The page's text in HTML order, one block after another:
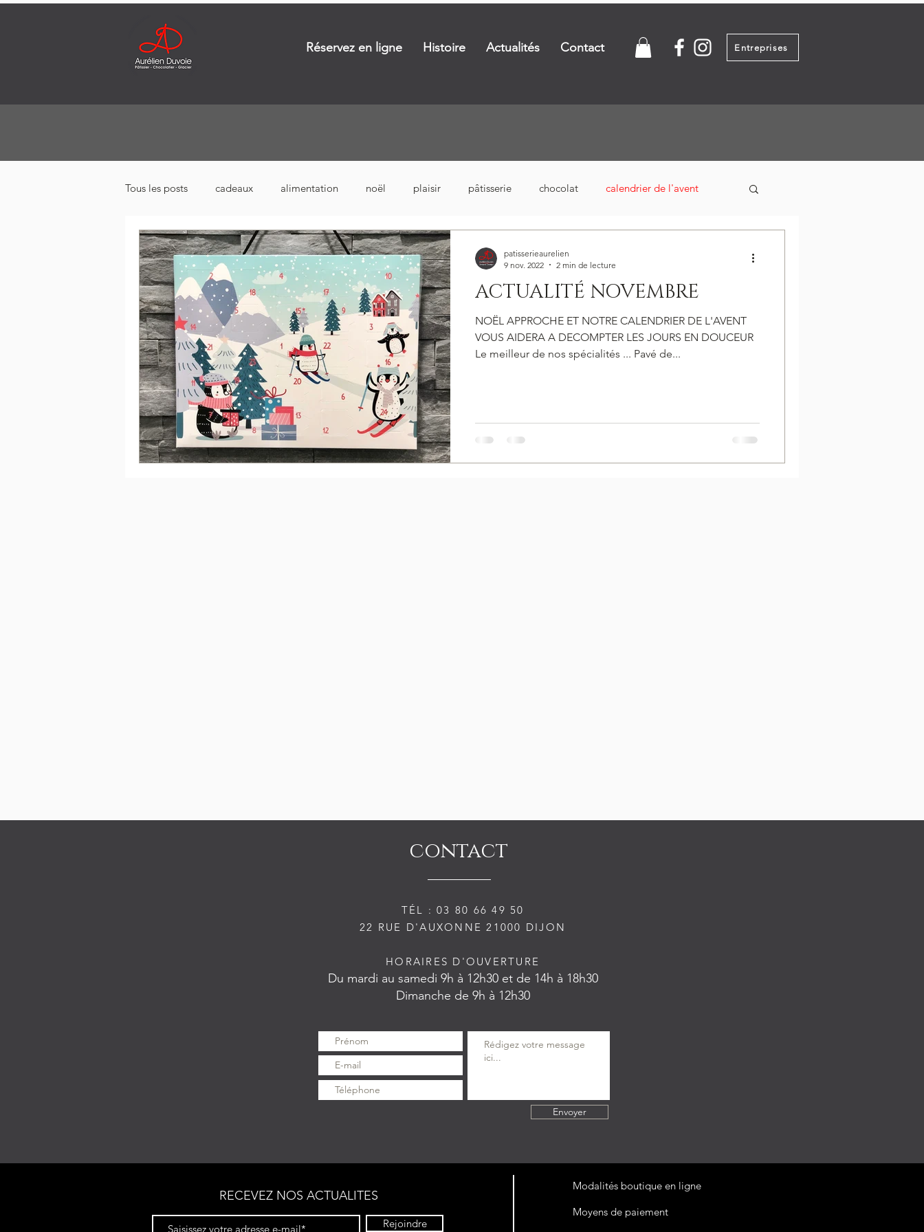
Réservez en ligne Histoire Actualités Contact Entreprises
Tous les posts cadeaux alimentation noël plaisir pâtisserie chocolat calendrier de l'avent
ACTUALITÉ NOVEMBRE
NOËL APPROCHE ET NOTRE CALENDRIER DE L'AVENT
VOUS AIDERA A DECOMPTER LES JOURS EN DOUCEUR
Le meilleur de nos spécialités ... Pavé de...
patisserieaurelien
9 nov. 2022
2 min de lecture
contact
TÉL : 03 80 66 49 50
22 RUE D'AUXONNE 21000 DIJON
HORAIRES D'OUVERTURE
Du mardi au samedi 9h à 12h30et de 14h à 18h30
Dimanche de 9h à 12h30
Envoyer
RECEVEZ NOS ACTUALITES
Rejoindre
Modalités boutique en ligne
Moyens de paiement